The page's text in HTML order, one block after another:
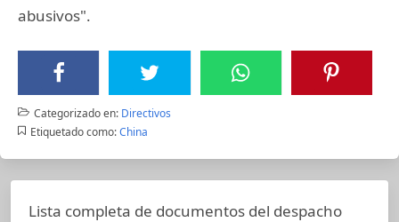
abusivos".
Categorizado en: Directivos
Etiquetado como: China
Lista completa de documentos del despacho